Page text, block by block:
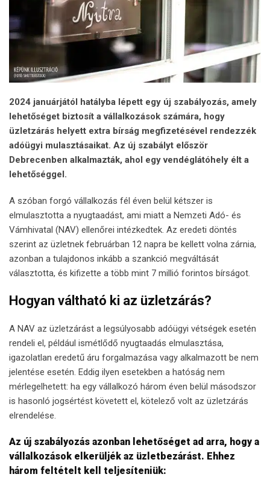
2024 januárjától hatályba lépett egy új szabályozás, amely
lehetőséget biztosít a vállalkozások számára, hogy
üzletzárás helyett extra bírság megfizetésével rendezzék
adóügyi mulasztásaikat. Az új szabályt először
Debrecenben alkalmazták, ahol egy vendéglátóhely élt a
lehetőséggel.
A szóban forgó vállalkozás fél éven belül kétszer is
elmulasztotta a nyugtaadást, ami miatt a Nemzeti Adó- és
Vámhivatal (NAV) ellenőrei intézkedtek. Az eredeti döntés
szerint az üzletnek februárban 12 napra be kellett volna zárnia,
azonban a tulajdonos inkább a szankció megváltását
választotta, és kifizette a több mint 7 millió forintos bírságot.
Hogyan váltható ki az üzletzárás?
A NAV az üzletzárást a legsúlyosabb adóügyi vétségek esetén
rendeli el, például ismétlődő nyugtaadás elmulasztása,
igazolatlan eredetű áru forgalmazása vagy alkalmazott be nem
jelentése esetén. Eddig ilyen esetekben a hatóság nem
mérlegelhetett: ha egy vállalkozó három éven belül másodszor
is hasonló jogsértést követett el, kötelező volt az üzletzárás
elrendelése.
Az új szabályozás azonban lehetőséget ad arra, hogy a
vállalkozások elkerüljék az üzletbezárást. Ehhez
három feltételt kell teljesíteniük: